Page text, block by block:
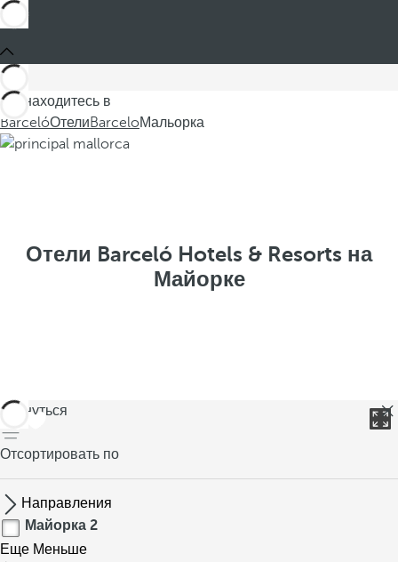
Вы находитесь в
BarcelóОтелиBarceloМальорка
Отели Barceló Hotels & Resorts на
Майорке
вернуться
Отсортировать по
Направления
Майорка 2
Еще Меньше